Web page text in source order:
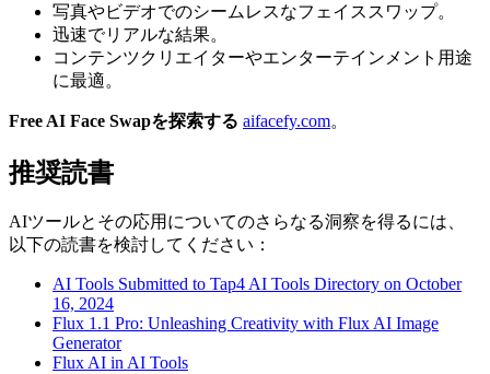
写真やビデオでのシームレスなフェイススワップ。
迅速でリアルな結果。
コンテンツクリエイターやエンターテインメント用途
に最適。
Free AI Face Swapを探索する aifacefy.com。
推奨読書
AIツールとその応用についてのさらなる洞察を得るには、
以下の読書を検討してください：
AI Tools Submitted to Tap4 AI Tools Directory on October
16, 2024
Flux 1.1 Pro: Unleashing Creativity with Flux AI Image
Generator
Flux AI in AI Tools